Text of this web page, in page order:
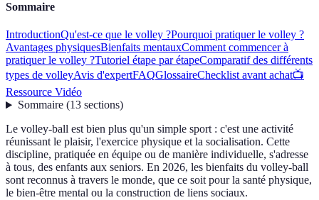
Sommaire
IntroductionQu'est-ce que le volley ?Pourquoi pratiquer le volley ?
Avantages physiquesBienfaits mentauxComment commencer à
pratiquer le volley ?Tutoriel étape par étapeComparatif des différents
types de volleyAvis d'expertFAQGlossaireChecklist avant achat📺
Ressource Vidéo
Sommaire(13 sections)
Le volley-ball est bien plus qu'un simple sport : c'est une activité
réunissant le plaisir, l'exercice physique et la socialisation. Cette
discipline, pratiquée en équipe ou de manière individuelle, s'adresse
à tous, des enfants aux seniors. En 2026, les bienfaits du volley-ball
sont reconnus à travers le monde, que ce soit pour la santé physique,
le bien-être mental ou la construction de liens sociaux.